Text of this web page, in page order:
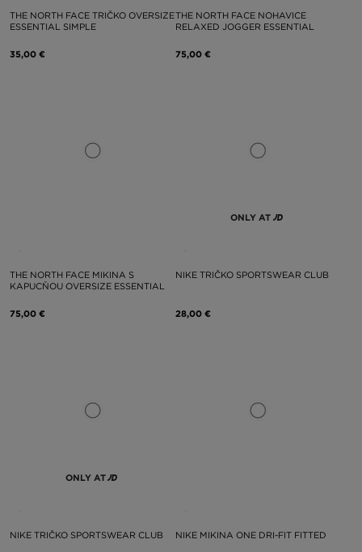
THE NORTH FACE TRIČKO OVERSIZE
ESSENTIAL SIMPLE
35,00 €
THE NORTH FACE NOHAVICE
RELAXED JOGGER ESSENTIAL
75,00 €
THE NORTH FACE MIKINA S
KAPUCŇOU OVERSIZE ESSENTIAL
75,00 €
ONLY AT
NIKE TRIČKO SPORTSWEAR CLUB
28,00 €
ONLY AT
NIKE TRIČKO SPORTSWEAR CLUB NIKE MIKINA ONE DRI-FIT FITTED